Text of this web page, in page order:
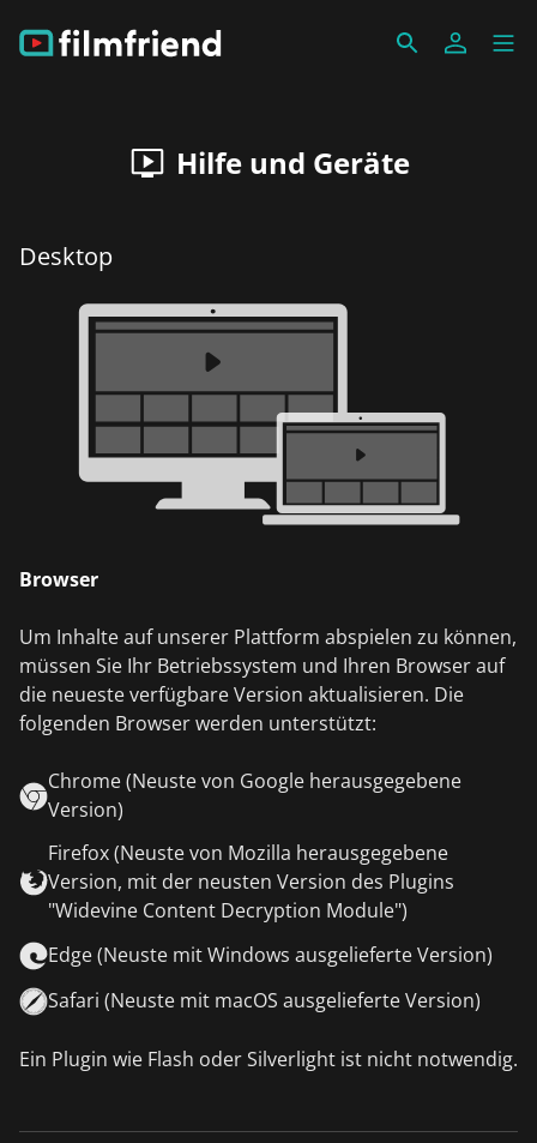
Hilfe und Geräte
Desktop
Browser
Um Inhalte auf unserer Plattform abspielen zu können,
müssen Sie Ihr Betriebssystem und Ihren Browser auf
die neueste verfügbare Version aktualisieren. Die
folgenden Browser werden unterstützt:
Chrome (Neuste von Google herausgegebene
Version)
Firefox (Neuste von Mozilla herausgegebene
Version, mit der neusten Version des Plugins
"Widevine Content Decryption Module")
Edge (Neuste mit Windows ausgelieferte Version)
Safari (Neuste mit macOS ausgelieferte Version)
Ein Plugin wie Flash oder Silverlight ist nicht notwendig.